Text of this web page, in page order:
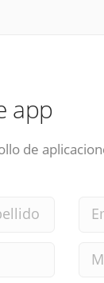
app
de